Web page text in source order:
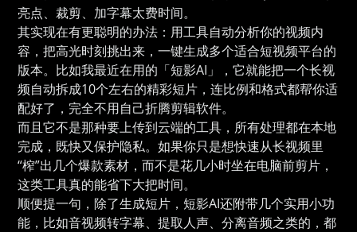
亮点、裁剪、加字幕太费时间。
其实现在有更聪明的办法：用工具自动分析你的视频内
容，把高光时刻挑出来，一键生成多个适合短视频平台的
版本。比如我最近在用的「短影AI」，它就能把一个长视
频自动拆成10个左右的精彩短片，连比例和格式都帮你适
配好了，完全不用自己折腾剪辑软件。
而且它不是那种要上传到云端的工具，所有处理都在本地
完成，既快又保护隐私。如果你只是想快速从长视频里
“榨”出几个爆款素材，而不是花几小时坐在电脑前剪片，
这类工具真的能省下大把时间。
顺便提一句，除了生成短片，短影AI还附带几个实用小功
能，比如音视频转字幕、提取人声、分离音频之类的，都